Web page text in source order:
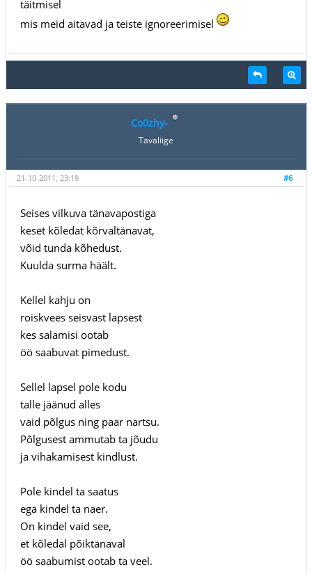
täitmisel
mis meid aitavad ja teiste ignoreerimisel
Co0zhy-
Tavaliige
#6
21-10-2011, 23:19
Seises vilkuva tänavapostiga
keset kõledat kõrvaltänavat,
võid tunda kõhedust.
Kuulda surma häält.
Kellel kahju on
roiskvees seisvast lapsest
kes salamisi ootab
öö saabuvat pimedust.
Sellel lapsel pole kodu
talle jäänud alles
vaid põlgus ning paar nartsu.
Põlgusest ammutab ta jõudu
ja vihakamisest kindlust.
Pole kindel ta saatus
ega kindel ta naer.
On kindel vaid see,
et kõledal põiktänaval
öö saabumist ootab ta veel.